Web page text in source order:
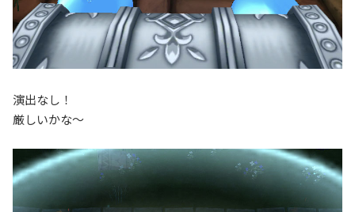
演出なし！
厳しいかな〜